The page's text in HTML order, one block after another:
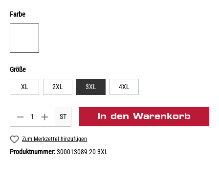
Farbe
Größe
XL 2XL 3XL 4XL
ST In den Warenkorb
Zum Merkzettel hinzufügen
Produktnummer:300013089-20-3XL